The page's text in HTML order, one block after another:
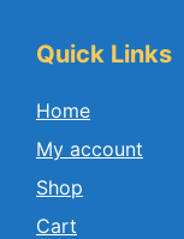
Quick Links
Home
My account
Shop
Cart